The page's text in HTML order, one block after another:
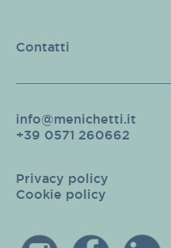
Contatti
info@menichetti.it
+39 0571 260662
Privacy policy
Cookie policy